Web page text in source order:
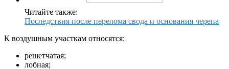
Читайте также:
Последствия после перелома свода и основания черепа
К воздушным участкам относятся:
решетчатая;
лобная;